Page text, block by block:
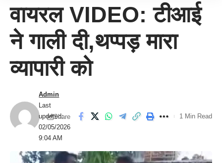
वायरल VIDEO: टीआई
ने गाली दी,थप्पड़ मारा
व्यापारी को
Last
updated:
02/05/2026
9:04 AM
Admin
Share 1 Min Read